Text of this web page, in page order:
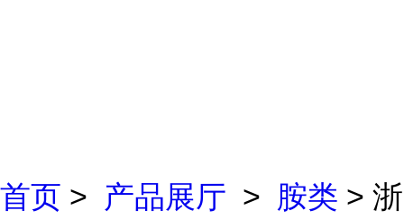
首页 > 产品展厅 > 胺类 > 浙